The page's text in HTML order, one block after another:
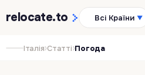
relocate.to Всі Країни ▼
Італія›Статті›Погода